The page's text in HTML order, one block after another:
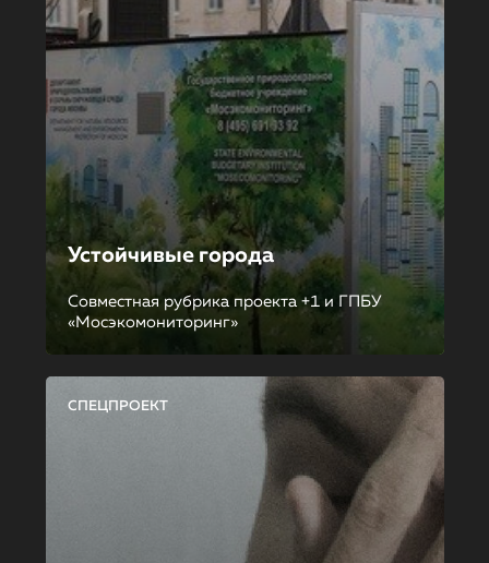
Устойчивые города
Совместная рубрика проекта +1 и ГПБУ
«Мосэкомониторинг»
СПЕЦПРОЕКТ